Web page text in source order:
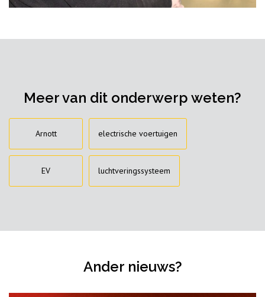
Meer van dit onderwerp weten?
Arnott electrische voertuigen
EV luchtveringssysteem
Ander nieuws?